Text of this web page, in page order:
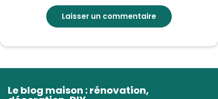
Le blog maison : rénovation,